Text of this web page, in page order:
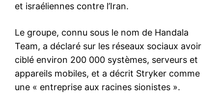
et israéliennes contre l’Iran.
Le groupe, connu sous le nom de Handala
Team, a déclaré sur les réseaux sociaux avoir
ciblé environ 200 000 systèmes, serveurs et
appareils mobiles, et a décrit Stryker comme
une « entreprise aux racines sionistes ».